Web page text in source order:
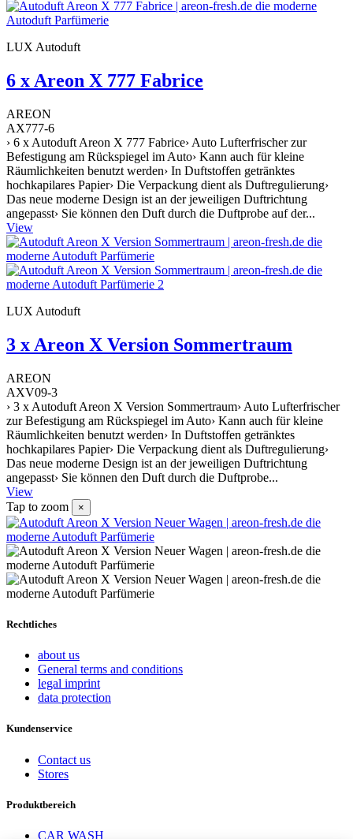
LUX Autoduft
6 x Areon X 777 Fabrice
AREON
AX777-6
› 6 x Autoduft Areon X 777 Fabrice› Auto Lufterfrischer zur
Befestigung am Rückspiegel im Auto› Kann auch für kleine
Räumlichkeiten benutzt werden› In Duftstoffen getränktes
hochkapilares Papier› Die Verpackung dient als Duftregulierung›
Das neue moderne Design ist an der jeweiligen Duftrichtung
angepasst› Sie können den Duft durch die Duftprobe auf der...
View
LUX Autoduft
3 x Areon X Version Sommertraum
AREON
AXV09-3
› 3 x Autoduft Areon X Version Sommertraum› Auto Lufterfrischer
zur Befestigung am Rückspiegel im Auto› Kann auch für kleine
Räumlichkeiten benutzt werden› In Duftstoffen getränktes
hochkapilares Papier› Die Verpackung dient als Duftregulierung›
Das neue moderne Design ist an der jeweiligen Duftrichtung
angepasst› Sie können den Duft durch die Duftprobe...
View
Tap to zoom
×
Rechtliches
about us
General terms and conditions
legal imprint
data protection
Kundenservice
Contact us
Stores
Produktbereich
CAR WASH